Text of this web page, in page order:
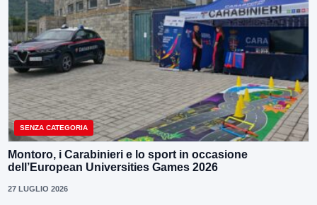
SENZA CATEGORIA
Montoro, i Carabinieri e lo sport in occasione
dell’European Universities Games 2026
27 LUGLIO 2026